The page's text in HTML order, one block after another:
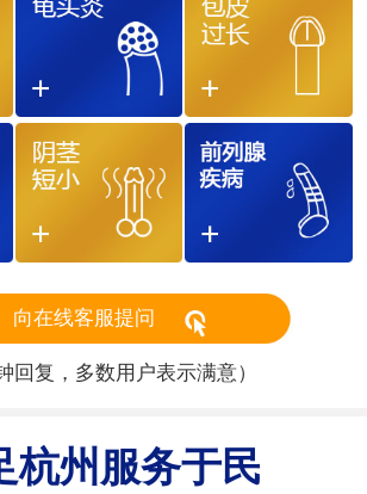
向在线客服提问
回复，多数用户表示满意）
杭州服务于民